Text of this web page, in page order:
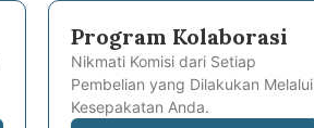
Program Kolaborasi
Nikmati Komisi dari Setiap
Pembelian yang Dilakukan Melalui
Kesepakatan Anda.